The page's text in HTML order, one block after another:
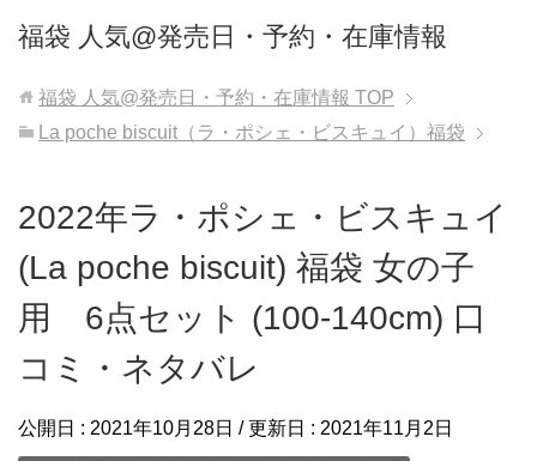
福袋 人気@発売日・予約・在庫情報
福袋 人気@発売日・予約・在庫情報 TOP
La poche biscuit（ラ・ポシェ・ビスキュイ）福袋
2022年ラ・ポシェ・ビスキュイ
(La poche biscuit) 福袋 女の子
用 6点セット (100-140cm) 口
コミ・ネタバレ
公開日 : 2021年10月28日 / 更新日 : 2021年11月2日